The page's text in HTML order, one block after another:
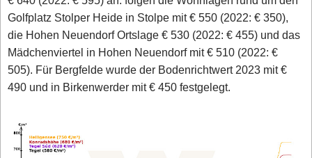
Golfplatz Stolper Heide in Stolpe mit € 550 (2022: € 350),
die Hohen Neuendorf Ortslage € 530 (2022: € 455) und das
Mädchenviertel in Hohen Neuendorf mit € 510 (2022: €
505). Für Bergfelde wurde der Bodenrichtwert 2023 mit €
490 und in Birkenwerder mit € 450 festgelegt.